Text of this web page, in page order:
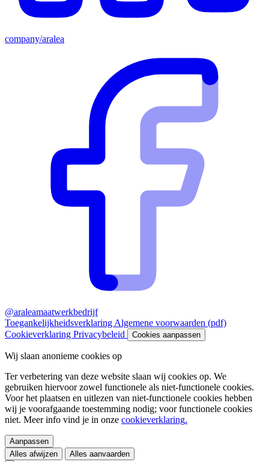
company/aralea
@araleamaatwerkbedrijf
Toegankelijkheidsverklaring Algemene voorwaarden (pdf)
Cookieverklaring Privacybeleid Cookies aanpassen
Wij slaan anonieme cookies op
Ter verbetering van deze website slaan wij cookies op. We
gebruiken hiervoor zowel functionele als niet-functionele cookies.
Voor het plaatsen en uitlezen van niet-functionele cookies hebben
wij je voorafgaande toestemming nodig; voor functionele cookies
niet. Meer info vind je in onze cookieverklaring.
Aanpassen
Alles afwijzen
Alles aanvaarden